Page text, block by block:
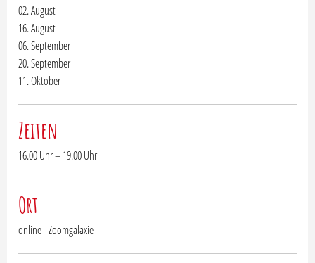
02. August
16. August
06. September
20. September
11. Oktober
Zeiten
16.00 Uhr – 19.00 Uhr
Ort
online - Zoomgalaxie